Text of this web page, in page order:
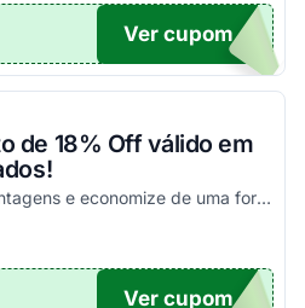
20
Ver cupom
de 18% Off válido em
Desfrute das melhores vantagens e economize de uma forma simples nas suas compras!
CO18
Ver cupom